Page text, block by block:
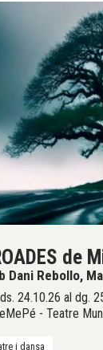
de
Dani Rebollo,
24.10.26 al dg.
- Teatre
i dansa